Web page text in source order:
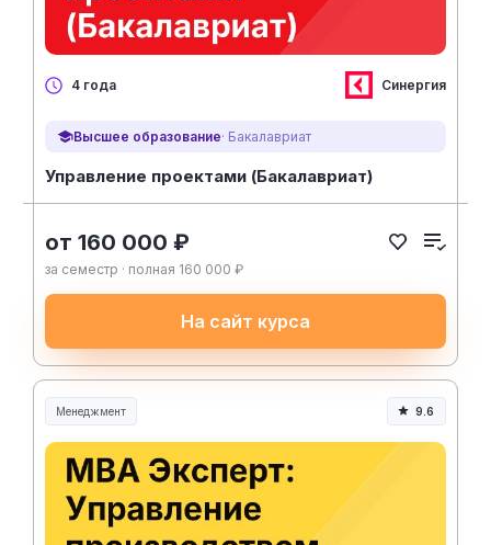
4 года Синергия
Высшее образование· Бакалавриат
Управление проектами (Бакалавриат)
от 160 000 ₽
за семестр · полная 160 000 ₽
На сайт курса
Менеджмент
Менеджмент и управление
9.6